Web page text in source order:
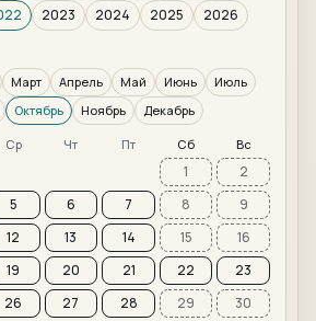
2023 2024 2025
2026
Март Апрель Май Июнь
Июль
Октябрь Ноябрь Декабрь
Ср Чт Пт Сб Вс
1
2
5 6 7 8
9
12 13 14 15
16
19 20 21 22
23
26 27 28 29
30